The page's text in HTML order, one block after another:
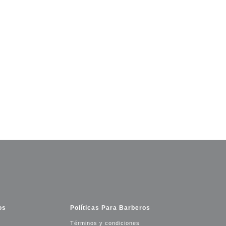
Políticas Para Barberos
Términos y condiciones